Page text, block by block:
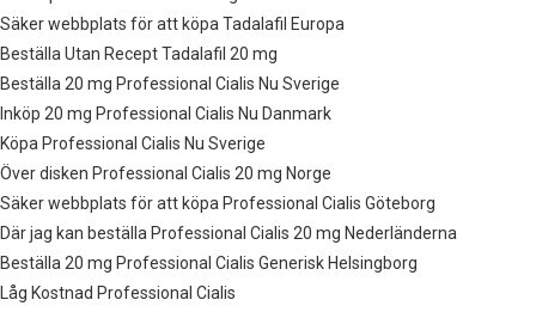
Säker webbplats för att köpa Tadalafil Europa
Beställa Utan Recept Tadalafil 20 mg
Beställa 20 mg Professional Cialis Nu Sverige
Inköp 20 mg Professional Cialis Nu Danmark
Köpa Professional Cialis Nu Sverige
Över disken Professional Cialis 20 mg Norge
Säker webbplats för att köpa Professional Cialis Göteborg
Där jag kan beställa Professional Cialis 20 mg Nederländerna
Beställa 20 mg Professional Cialis Generisk Helsingborg
Låg Kostnad Professional Cialis